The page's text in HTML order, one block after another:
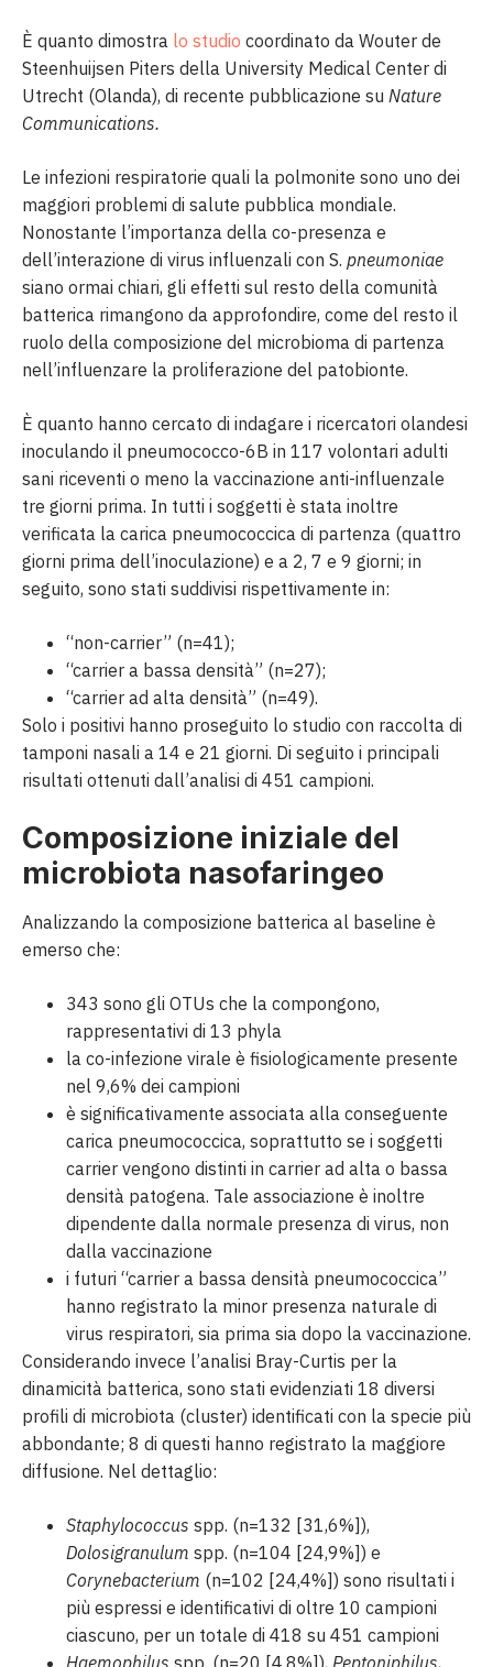
È quanto dimostra lo studio coordinato da Wouter de
Steenhuijsen Piters della University Medical Center di
Utrecht (Olanda), di recente pubblicazione su Nature
Communications.
Le infezioni respiratorie quali la polmonite sono uno dei
maggiori problemi di salute pubblica mondiale.
Nonostante l’importanza della co-presenza e
dell’interazione di virus influenzali con S. pneumoniae
siano ormai chiari, gli effetti sul resto della comunità
batterica rimangono da approfondire, come del resto il
ruolo della composizione del microbioma di partenza
nell’influenzare la proliferazione del patobionte.
È quanto hanno cercato di indagare i ricercatori olandesi
inoculando il pneumococco-6B in 117 volontari adulti
sani riceventi o meno la vaccinazione anti-influenzale
tre giorni prima. In tutti i soggetti è stata inoltre
verificata la carica pneumococcica di partenza (quattro
giorni prima dell’inoculazione) e a 2, 7 e 9 giorni; in
seguito, sono stati suddivisi rispettivamente in:
“non-carrier” (n=41);
“carrier a bassa densità” (n=27);
“carrier ad alta densità” (n=49).
Solo i positivi hanno proseguito lo studio con raccolta di
tamponi nasali a 14 e 21 giorni. Di seguito i principali
risultati ottenuti dall’analisi di 451 campioni.
Composizione iniziale del
microbiota nasofaringeo
Analizzando la composizione batterica al baseline è
emerso che:
343 sono gli OTUs che la compongono,
rappresentativi di 13 phyla
la co-infezione virale è fisiologicamente presente
nel 9,6% dei campioni
è significativamente associata alla conseguente
carica pneumococcica, soprattutto se i soggetti
carrier vengono distinti in carrier ad alta o bassa
densità patogena. Tale associazione è inoltre
dipendente dalla normale presenza di virus, non
dalla vaccinazione
i futuri “carrier a bassa densità pneumococcica”
hanno registrato la minor presenza naturale di
virus respiratori, sia prima sia dopo la vaccinazione.
Considerando invece l’analisi Bray-Curtis per la
dinamicità batterica, sono stati evidenziati 18 diversi
profili di microbiota (cluster) identificati con la specie più
abbondante; 8 di questi hanno registrato la maggiore
diffusione. Nel dettaglio:
Staphylococcus spp. (n=132 [31,6%]),
Dolosigranulum spp. (n=104 [24,9%]) e
Corynebacterium (n=102 [24,4%]) sono risultati i
più espressi e identificativi di oltre 10 campioni
ciascuno, per un totale di 418 su 451 campioni